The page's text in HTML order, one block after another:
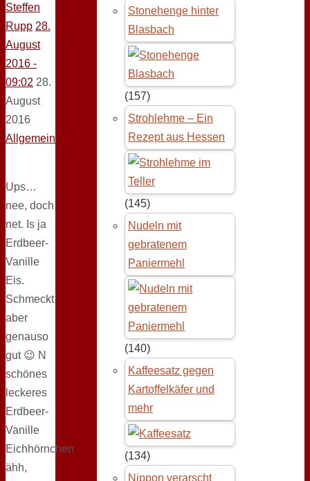
Steffen
Rupp 28.
August
2016 -
09:02 28.
August
2016
Allgemein
Ups…
nee, doch
net. Is ja
Erdbeer-
Vanille
Eis.
Schmeckt
aber
genauso
gut 😉 N
schönes
leckeres
Erdbeer-
Vanille
Eichhörnchen
ähh,
Stonehenge hinter
Blasbach
(157)
Strohlehme – Ein
Rezept aus Hessen
(145)
Nudeln mit
gebratenem
Paniermehl
(140)
Kaffeesatz gegen
Kartoffelkäfer und
mehr
(134)
Nippon verarscht